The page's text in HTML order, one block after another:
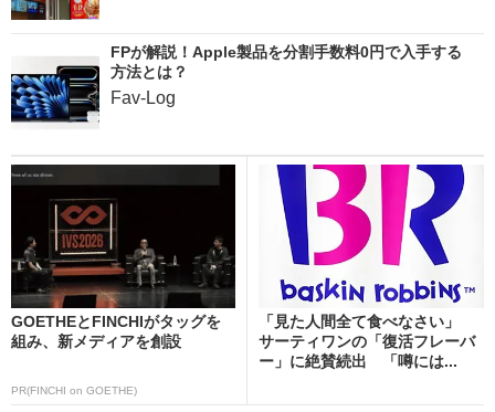
FPが解説！Apple製品を分割手数料0円で入手する
方法とは？
Fav-Log
GOETHEとFINCHIがタッグを
組み、新メディアを創設
PR(FINCHI on GOETHE)
「見た人間全て食べなさい」
サーティワンの「復活フレーバ
ー」に絶賛続出 「噂には...